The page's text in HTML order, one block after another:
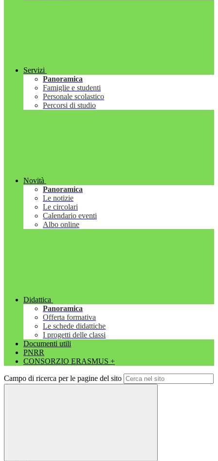
Servizi
Panoramica
Famiglie e studenti
Personale scolastico
Percorsi di studio
Novità
Panoramica
Le notizie
Le circolari
Calendario eventi
Albo online
Didattica
Panoramica
Offerta formativa
Le schede didattiche
I progetti delle classi
Documenti utili
PNRR
CONSORZIO ERASMUS +
Campo di ricerca per le pagine del sito